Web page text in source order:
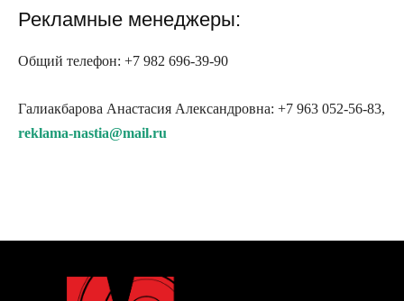
Рекламные менеджеры:
Общий телефон: +7 982 696-39-90
Галиакбарова Анастасия Александровна: +7 963 052-56-83,
reklama-nastia@mail.ru